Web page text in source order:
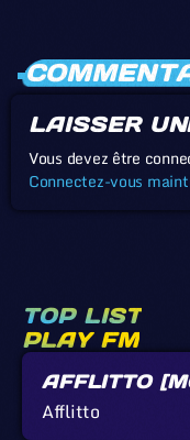
LAISSER
Vous devez être
Connectez-vous
TOP LIST
PLAY FM
AFFLITTO
CALLADA]
Afflitto